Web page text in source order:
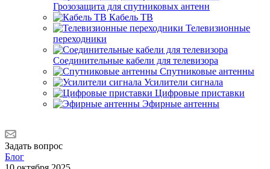
Грозозащита для спутниковых антенн
Кабель ТВ
Телевизионные
переходники
Соединительные кабели для телевизора
Спутниковые антенны
Усилители сигнала
Цифровые приставки
Эфирные антенны
Задать вопрос
Блог